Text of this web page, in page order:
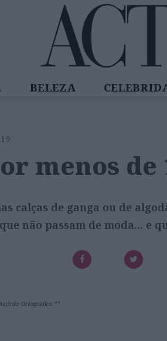
BELEZA
menos de
calças de ganga ou de
não passam de moda... e
Ortográfico **